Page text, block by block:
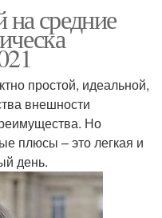
на средние
простой, идеальной,
внешности
Но
плюсы – это легкая и
день.